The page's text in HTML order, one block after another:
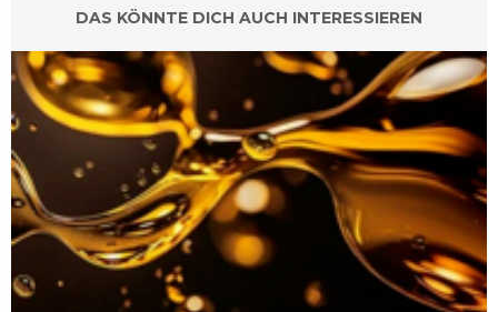
DAS KÖNNTE DICH AUCH INTERESSIEREN